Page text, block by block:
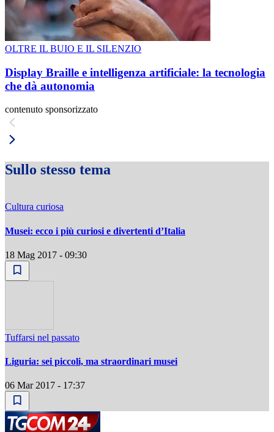
OLTRE IL BUIO E IL SILENZIO
Display Braille e intelligenza artificiale: la tecnologia
che dà autonomia
contenuto sponsorizzato
Sullo stesso tema
Cultura curiosa
Musei: ecco i più curiosi e divertenti d’Italia
18 Mag 2017 - 09:30
Tuffarsi nel passato
Liguria: sei piccoli, ma straordinari musei
06 Mar 2017 - 17:37